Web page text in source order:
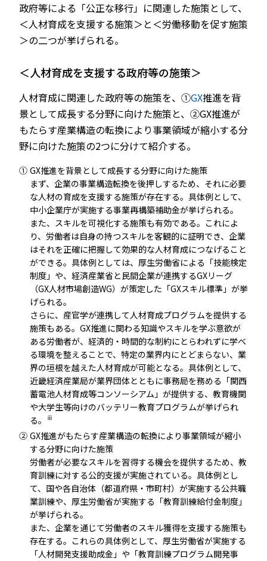
政府等による「公正な移行」に関連した施策として、
＜人材育成を支援する施策＞と＜労働移動を促す施策
＞の二つが挙げられる。
＜人材育成を支援する政府等の施策＞
人材育成に関連した政府等の施策を、①GX推進を背
景として成長する分野に向けた施策と、②GX推進が
もたらす産業構造の転換により事業領域が縮小する分
野に向けた施策の2つに分けて紹介する。
① GX推進を背景として成長する分野に向けた施策
まず、企業の事業構造転換を後押しするため、それに必要
な人材の育成を支援する施策が存在する。具体例として、
中小企業庁が実施する事業再構築補助金が挙げられる。
また、スキルを可視化する施策も有効である。これによ
り、労働者は自身の持つスキルを客観的に証明でき、企業
はそれを正確に把握して効果的な人材育成につなげること
ができる。具体例としては、厚生労働省による「技能検定
制度」や、経済産業省と民間企業が連携するGXリーグ
（GX人材市場創造WG）が策定した「GXスキル標準」が挙
げられる。
さらに、産官学が連携して人材育成プログラムを提供する
施策もある。GX推進に関わる知識やスキルを学ぶ意欲が
ある労働者が、経済的・時間的な制約にとらわれずに学べ
る環境を整えることで、特定の業界内にとどまらない、業
界の垣根を越えた人材育成が可能となる。具体例として、
近畿経済産業局が業界団体とともに事務局を務める「関西
蓄電池人材育成等コンソーシアム」が提供する、教育機関
や大学生等向けのバッテリー教育プログラムが挙げられ
る。
ⅲ
② GX推進がもたらす産業構造の転換により事業領域が縮小
する分野に向けた施策
労働者が必要なスキルを習得する機会を提供するため、教
育訓練に対する公的支援が実施されている。具体例とし
て、国や各自治体（都道府県・市町村）が実施する公共職
業訓練や、厚生労働省が実施する「教育訓練給付金制度」
が挙げられる。
また、企業を通じて労働者のスキル獲得を支援する施策も
存在する。これらの具体例として、厚生労働省が実施する
「人材開発支援助成金」や「教育訓練プログラム開発事